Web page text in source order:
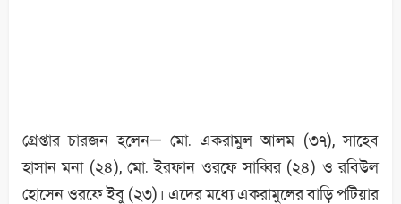
গ্রেপ্তার চারজন হলেন— মো. একরামুল আলম (৩৭), সাহেব
হাসান মনা (২৪), মো. ইরফান ওরফে সাব্বির (২৪) ও রবিউল
হোসেন ওরফে ইবু (২৩)। এদের মধ্যে একরামুলের বাড়ি পটিয়ার